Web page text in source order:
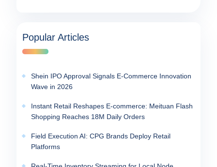
Popular Articles
Shein IPO Approval Signals E-Commerce Innovation
Wave in 2026
Instant Retail Reshapes E-commerce: Meituan Flash
Shopping Reaches 18M Daily Orders
Field Execution AI: CPG Brands Deploy Retail
Platforms